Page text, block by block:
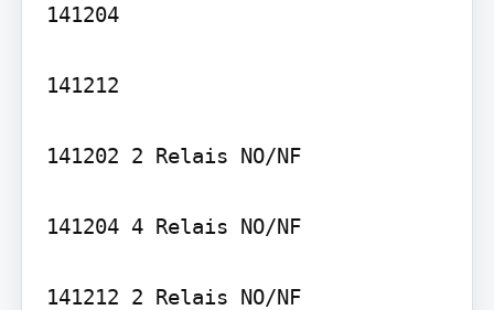
141204
141212
141202 2 Relais NO/NF
141204 4 Relais NO/NF
141212 2 Relais NO/NF